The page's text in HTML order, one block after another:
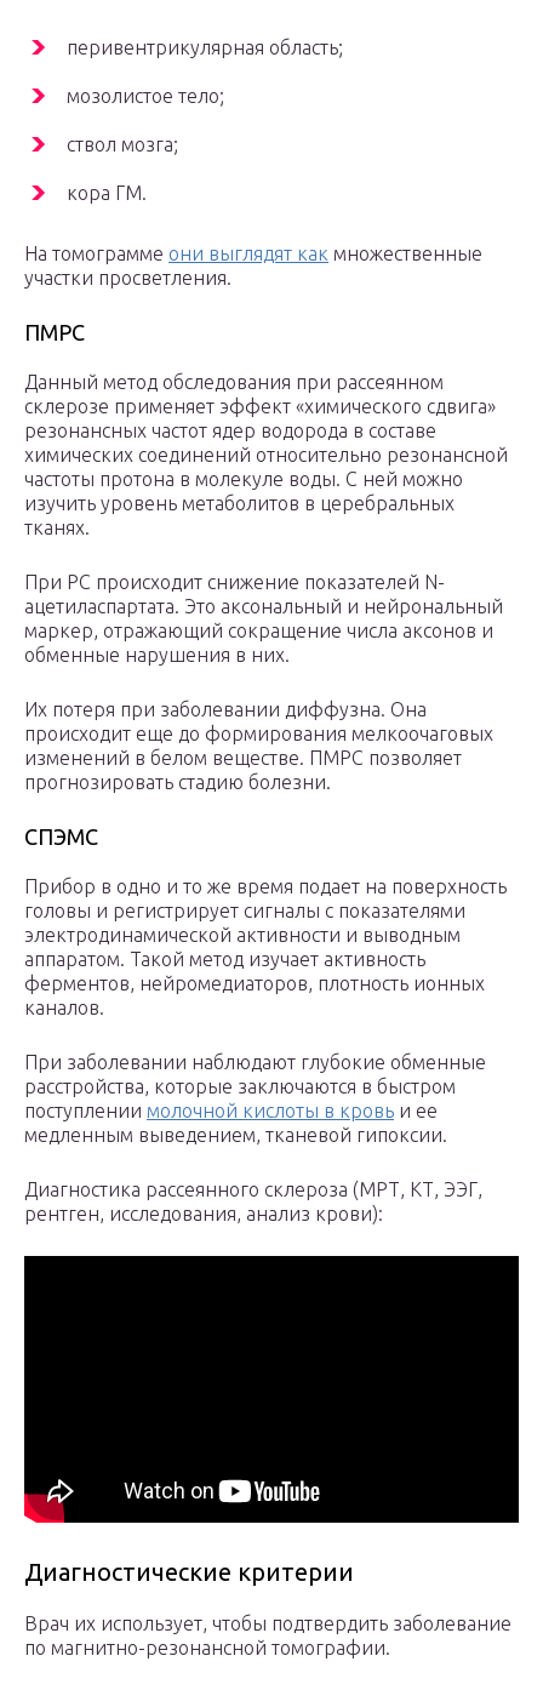
перивентрикулярная область;
мозолистое тело;
ствол мозга;
кора ГМ.
На томограмме они выглядят как множественные
участки просветления.
ПМРС
Данный метод обследования при рассеянном
склерозе применяет эффект «химического сдвига»
резонансных частот ядер водорода в составе
химических соединений относительно резонансной
частоты протона в молекуле воды. С ней можно
изучить уровень метаболитов в церебральных
тканях.
При РС происходит снижение показателей N-
ацетиласпартата. Это аксональный и нейрональный
маркер, отражающий сокращение числа аксонов и
обменные нарушения в них.
Их потеря при заболевании диффузна. Она
происходит еще до формирования мелкоочаговых
изменений в белом веществе. ПМРС позволяет
прогнозировать стадию болезни.
СПЭМС
Прибор в одно и то же время подает на поверхность
головы и регистрирует сигналы с показателями
электродинамической активности и выводным
аппаратом. Такой метод изучает активность
ферментов, нейромедиаторов, плотность ионных
каналов.
При заболевании наблюдают глубокие обменные
расстройства, которые заключаются в быстром
поступлении молочной кислоты в кровь и ее
медленным выведением, тканевой гипоксии.
Диагностика рассеянного склероза (МРТ, КТ, ЭЭГ,
рентген, исследования, анализ крови):
Диагностические критерии
Врач их использует, чтобы подтвердить заболевание
по магнитно-резонансной томографии.